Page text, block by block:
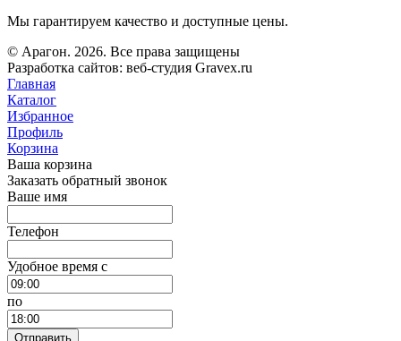
Мы гарантируем качество и доступные цены.
© Арагон. 2026. Все права защищены
Разработка сайтов: веб-студия Gravex.ru
Главная
Каталог
Избранное
Профиль
Корзина
Ваша корзина
Заказать обратный звонок
Ваше имя
Телефон
Удобное время c
по
Отправить